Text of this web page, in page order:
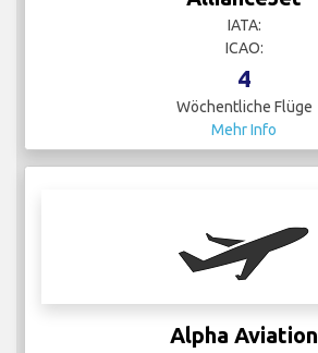
IATA:
ICAO:
4
Wöchentliche Flüge
Mehr Info
Alpha Aviation